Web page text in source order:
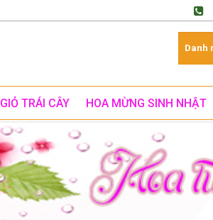
GIỎ TRÁI CÂY HOA MỪNG SINH NHẬT